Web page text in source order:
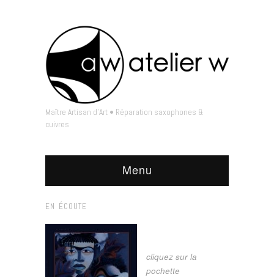
Maître Artisan d'Art • Réparation saxophones &
cuivres
Menu
EN ÉCOUTE
cliquez sur la
pochette